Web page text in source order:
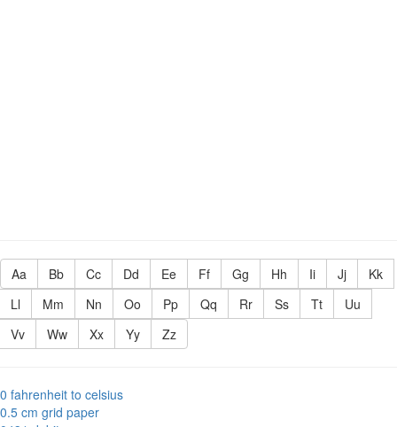
Aa Bb Cc Dd Ee Ff Gg Hh Ii Jj
Kk
Ll
Mm Nn Oo Pp Qq Rr Ss Tt
Uu
Vv
Ww Xx Yy Zz
0 fahrenheit to celsius
0.5 cm grid paper